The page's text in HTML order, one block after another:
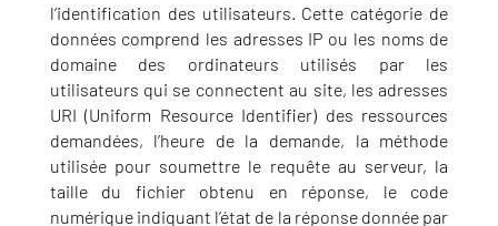
l’identification des utilisateurs. Cette catégorie de
données comprend les adresses IP ou les noms de
domaine des ordinateurs utilisés par les
utilisateurs qui se connectent au site, les adresses
URI (Uniform Resource Identifier) des ressources
demandées, l’heure de la demande, la méthode
utilisée pour soumettre le requête au serveur, la
taille du fichier obtenu en réponse, le code
numérique indiquant l’état de la réponse donnée par